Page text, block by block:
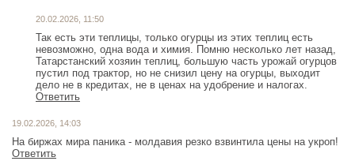
20.02.2026, 11:50
Так есть эти теплицы, только огурцы из этих теплиц есть
невозможно, одна вода и химия. Помню несколько лет назад,
Татарстанский хозяин теплиц, большую часть урожай огурцов
пустил под трактор, но не снизил цену на огурцы, выходит
дело не в кредитах, не в ценах на удобрение и налогах.
Ответить
19.02.2026, 14:03
На биржах мира паника - молдавия резко взвинтила цены на укроп!
Ответить